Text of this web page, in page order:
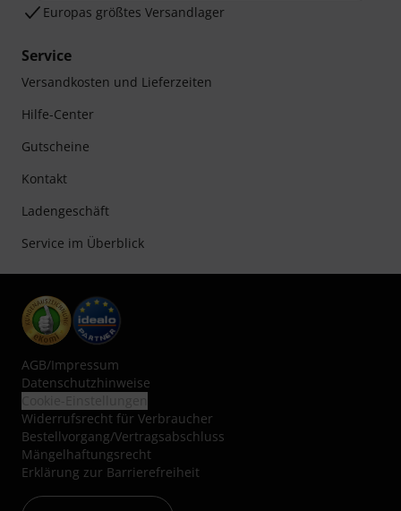
Europas größtes Versandlager
Service
Versandkosten und Lieferzeiten
Hilfe-Center
Gutscheine
Kontakt
Ladengeschäft
Service im Überblick
AGB/Impressum
Datenschutzhinweise
Widerrufsrecht für Verbraucher
Bestellvorgang/Vertragsabschluss
Mängelhaftungsrecht
Erklärung zur Barrierefreiheit